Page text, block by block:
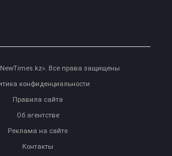
Все права защищены
конфиденциальности
Правила сайта
Об агентстве
Реклама на сайте
Контакты